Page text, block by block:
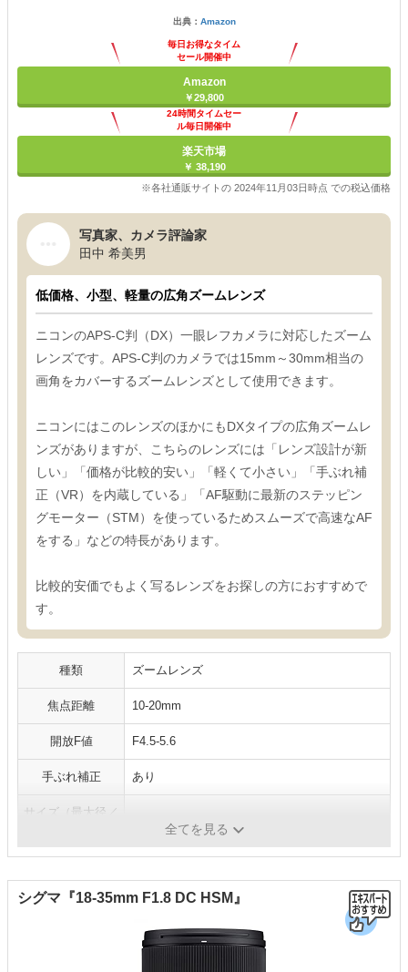
出典： Amazon
毎日お得なタイム
セール開催中
Amazon
￥29,800
24時間タイムセー
ル毎日開催中
楽天市場
￥ 38,190
※各社通販サイトの 2024年11月03日時点 での税込価格
写真家、カメラ評論家
田中 希美男
低価格、小型、軽量の広角ズームレンズ
ニコンのAPS-C判（DX）一眼レフカメラに対応したズーム
レンズです。APS-C判のカメラでは15mm～30mm相当の
画角をカバーするズームレンズとして使用できます。
ニコンにはこのレンズのほかにもDXタイプの広角ズームレ
ンズがありますが、こちらのレンズには「レンズ設計が新
しい」「価格が比較的安い」「軽くて小さい」「手ぶれ補
正（VR）を内蔵している」「AF駆動に最新のステッピン
グモーター（STM）を使っているためスムーズで高速なAF
をする」などの特長があります。
比較的安価でもよく写るレンズをお探しの方におすすめで
す。
種類 ズームレンズ
焦点距離 10‐20mm
開放F値 F4.5-5.6
手ぶれ補正 あり
サイズ（最大径／
77.0／73.0mm
全てを見る
シグマ『18-35mm F1.8 DC HSM』